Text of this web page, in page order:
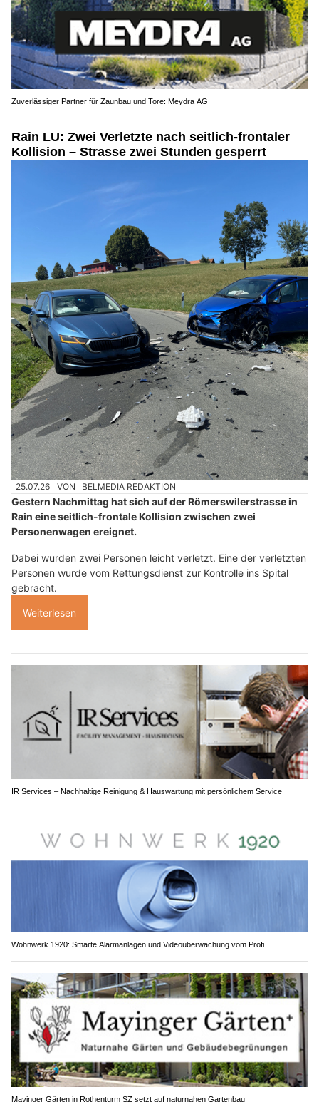
Zuverlässiger Partner für Zaunbau und Tore: Meydra AG
Rain LU: Zwei Verletzte nach seitlich-frontaler
Kollision – Strasse zwei Stunden gesperrt
25.07.26 VON BELMEDIA REDAKTION
Gestern Nachmittag hat sich auf der Römerswilerstrasse in
Rain eine seitlich-frontale Kollision zwischen zwei
Personenwagen ereignet.
Dabei wurden zwei Personen leicht verletzt. Eine der verletzten
Personen wurde vom Rettungsdienst zur Kontrolle ins Spital
gebracht.
Weiterlesen
IR Services – Nachhaltige Reinigung & Hauswartung mit persönlichem Service
Wohnwerk 1920: Smarte Alarmanlagen und Videoüberwachung vom Profi
Mayinger Gärten in Rothenturm SZ setzt auf naturnahen Gartenbau